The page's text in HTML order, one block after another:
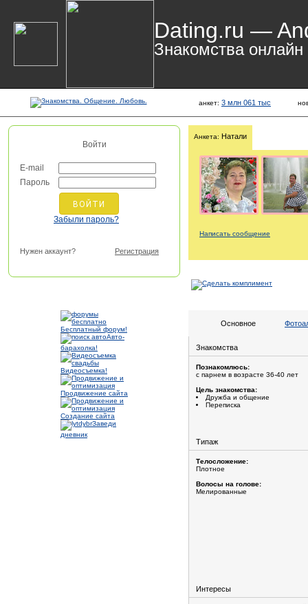
Dating.ru —
Знакомства онлайн
анкет: 3 млн 061 тыс
Войти
E-mail
Пароль
Забыли пароль?
Нужен аккаунт? Регистрация
Бесплатный форум!
Авто-
барахолка!
Видеосъемка!
Продвижение сайта
Создание сайта
Заведи
дневник
Анкета: Натали
Написать сообщение
Основное
Знакомства
Познакомлюсь:
с парнем в возрасте 36-40 лет
Цель знакомства:
Дружба и общение
Переписка
Типаж
Телосложение:
Плотное
Волосы на голове:
Мелированные
Интересы